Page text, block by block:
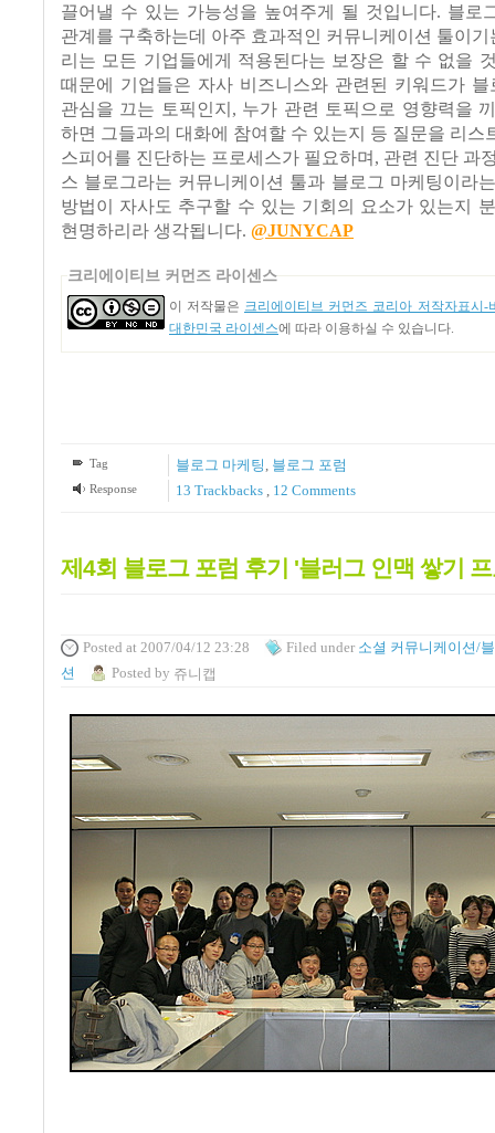
끌어낼 수 있는 가능성을 높여주게 될 것입니다. 블로
관계를 구축하는데 아주 효과적인 커뮤니케이션 툴이기
리는 모든 기업들에게 적용된다는 보장은 할 수 없을
때문에 기업들은 자사 비즈니스와 관련된 키워드가 블
관심을 끄는 토픽인지, 누가 관련 토픽으로 영향력을
하면 그들과의 대화에 참여할 수 있는지 등 질문을 리스
스피어를 진단하는 프로세스가 필요하며, 관련 진단 과
스 블로그라는 커뮤니케이션 툴과 블로그 마케팅이라
방법이 자사도 추구할 수 있는 기회의 요소가 있는지
현명하리라 생각됩니다. @JUNYCAP
크리에이티브 커먼즈 라이센스
이 저작물은 크리에이티브 커먼즈 코리아 저작자표시-
대한민국 라이센스에 따라 이용하실 수 있습니다.
Tag 블로그 마케팅 블로그 포럼
Response 13 Trackbacks 12 Comments
제4회 블로그 포럼 후기 '블러그 인맥 쌓기
Posted at 2007/04/12 23:28 Filed under 소셜 커뮤니케이션/
션
Posted by 쥬니캡